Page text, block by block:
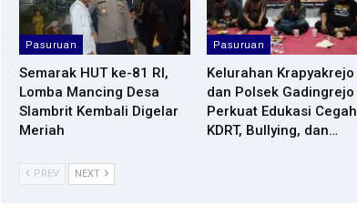
Pasuruan
Semarak HUT ke-81 RI,
Lomba Mancing Desa
Slambrit Kembali Digelar
Meriah
Pasuruan
Kelurahan Krapyakrejo
dan Polsek Gadingrejo
Perkuat Edukasi Cegah
KDRT, Bullying, dan…
PREV NEXT